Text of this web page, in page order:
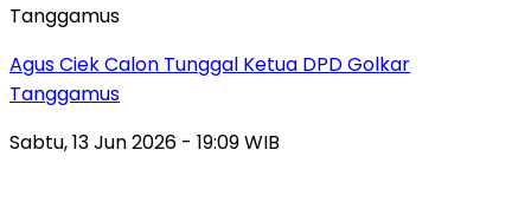
Tanggamus
Agus Ciek Calon Tunggal Ketua DPD Golkar
Tanggamus
Sabtu, 13 Jun 2026 - 19:09 WIB